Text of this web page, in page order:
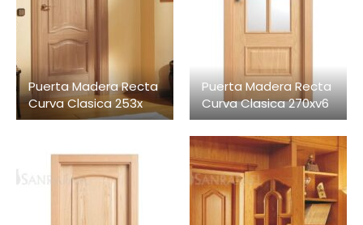
Puerta Madera Recta
Curva Clasica 253x
Puerta Madera Recta
Curva Clasica 270xv6